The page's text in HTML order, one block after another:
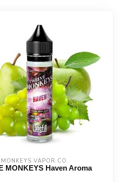
VAPOR CO.
MONKEYS Haven Aroma